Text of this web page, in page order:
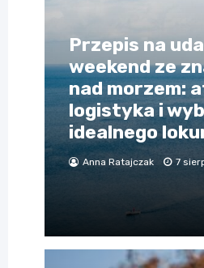
Przepis na
weekend ze
nad morzem:
logistyka i
idealnego
Anna Ratajczak 7